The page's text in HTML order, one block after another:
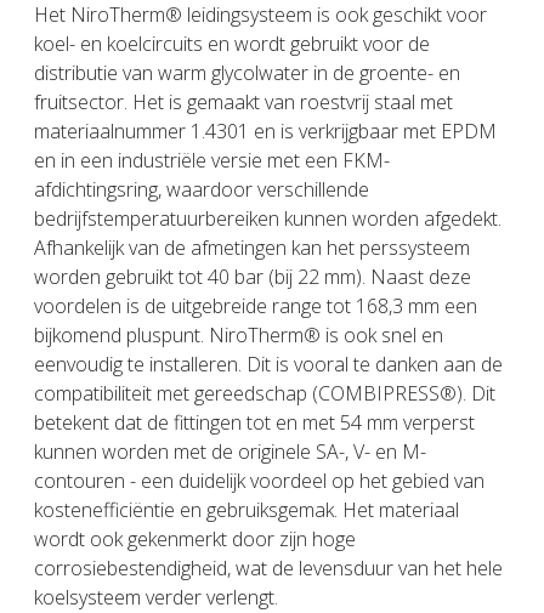
Het NiroTherm® leidingsysteem is ook geschikt voor
koel- en koelcircuits en wordt gebruikt voor de
distributie van warm glycolwater in de groente- en
fruitsector. Het is gemaakt van roestvrij staal met
materiaalnummer 1.4301 en is verkrijgbaar met EPDM
en in een industriële versie met een FKM-
afdichtingsring, waardoor verschillende
bedrijfstemperatuurbereiken kunnen worden afgedekt.
Afhankelijk van de afmetingen kan het perssysteem
worden gebruikt tot 40 bar (bij 22 mm). Naast deze
voordelen is de uitgebreide range tot 168,3 mm een
bijkomend pluspunt. NiroTherm® is ook snel en
eenvoudig te installeren. Dit is vooral te danken aan de
compatibiliteit met gereedschap (COMBIPRESS®). Dit
betekent dat de fittingen tot en met 54 mm verperst
kunnen worden met de originele SA-, V- en M-
contouren - een duidelijk voordeel op het gebied van
kostenefficiëntie en gebruiksgemak. Het materiaal
wordt ook gekenmerkt door zijn hoge
corrosiebestendigheid, wat de levensduur van het hele
koelsysteem verder verlengt.